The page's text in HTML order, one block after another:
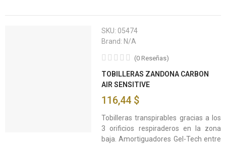
SKU: 05474
Brand: N/A
(0 Reseñas)
TOBILLERAS ZANDONA CARBON
AIR SENSITIVE
116,44 $
Tobilleras transpirables gracias a los
3 orificios respiraderos en la zona
baja. Amortiguadores Gel-Tech entre